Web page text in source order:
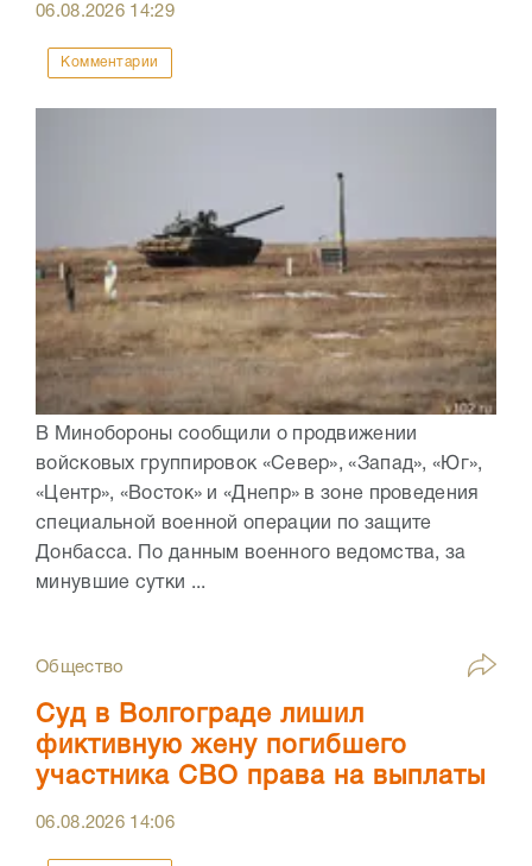
06.08.2026 14:29
Комментарии
В Минобороны сообщили о продвижении
войсковых группировок «Север», «Запад», «Юг»,
«Центр», «Восток» и «Днепр» в зоне проведения
специальной военной операции по защите
Донбасса. По данным военного ведомства, за
минувшие сутки ...
Общество
Суд в Волгограде лишил
фиктивную жену погибшего
участника СВО права на выплаты
06.08.2026 14:06